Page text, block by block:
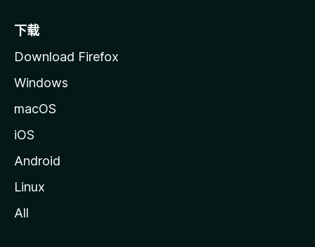
下载
Download Firefox
Windows
macOS
iOS
Android
Linux
All